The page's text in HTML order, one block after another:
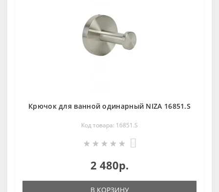
Крючок для ванной одинарный NIZA 16851.S
Код товара: 16851.S
2 480р.
В КОРЗИНУ